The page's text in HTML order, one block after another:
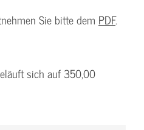
Sie bitte dem PDF.
sich auf 350,00